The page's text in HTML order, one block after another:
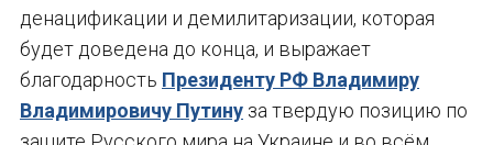
денацификации и демилитаризации, которая
будет доведена до конца, и выражает
благодарность Президенту РФ Владимиру
Владимировичу Путину за твердую позицию по